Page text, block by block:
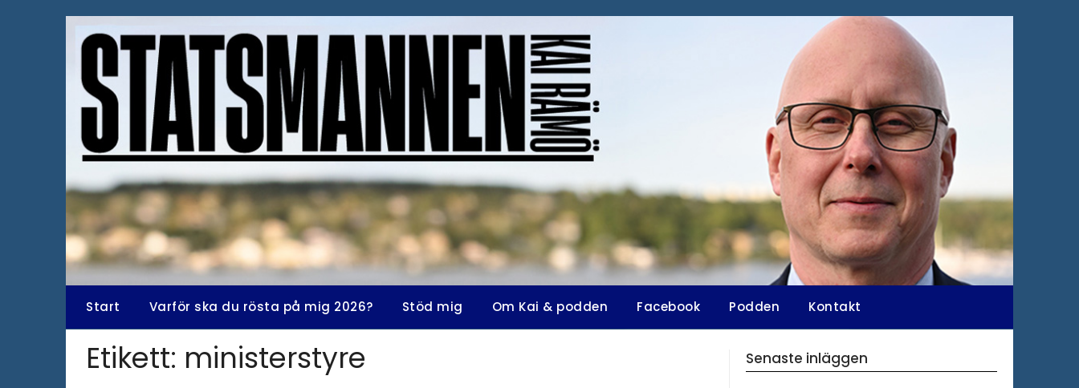
Start Varför ska du rösta på mig 2026? Stöd mig Om Kai & podden Facebook Podden Kontakt
Etikett: ministerstyre Senaste inläggen